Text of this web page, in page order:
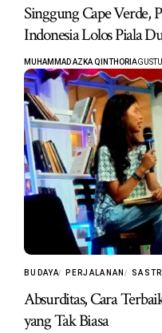
Singgung Cape Verde,
Indonesia Lolos Piala
MUHAMMAD AZKA QINTHORI
BUDAYA PERJALANAN
Absurditas, Cara
yang Tak Biasa